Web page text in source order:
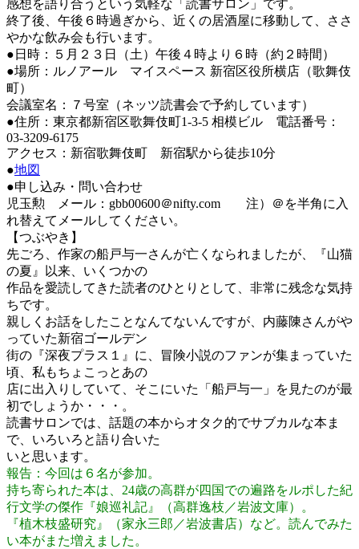
日
時
:
感想を語り合うという気軽な「読書サロン」です。
終了後、午後６時過ぎから、近くの居酒屋に移動して、ささ
やかな飲み会も行います。
●日時：５月２３日（土）午後４時より６時（約２時間）
●場所：ルノアール マイスペース 新宿区役所横店（歌舞伎
町）
会議室名：７号室（ネッツ読書会で予約しています）
●住所：東京都新宿区歌舞伎町1-3-5 相模ビル 電話番号：
03-3209-6175
アクセス：新宿歌舞伎町 新宿駅から徒歩10分
●地図
●申し込み・問い合わせ
児玉勲 メール：gbb00600＠nifty.com 注）＠を半角に入
れ替えてメールしてください。
【つぶやき】
先ごろ、作家の船戸与一さんが亡くなられましたが、『山猫
の夏』以来、いくつかの
作品を愛読してきた読者のひとりとして、非常に残念な気持
ちです。
親しくお話をしたことなんてないんですが、内藤陳さんがや
っていた新宿ゴールデン
街の『深夜プラス１』に、冒険小説のファンが集まっていた
頃、私もちょこっとあの
店に出入りしていて、そこにいた「船戸与一」を見たのが最
初でしょうか・・・。
読書サロンでは、話題の本からオタク的でサブカルな本ま
で、いろいろと語り合いた
いと思います。
報告：今回は６名が参加。
持ち寄られた本は、24歳の高群が四国での遍路をルポした紀
行文学の傑作『娘巡礼記』（高群逸枝／岩波文庫）。
『植木枝盛研究』（家永三郎／岩波書店）など。読んでみた
い本がまた増えました。